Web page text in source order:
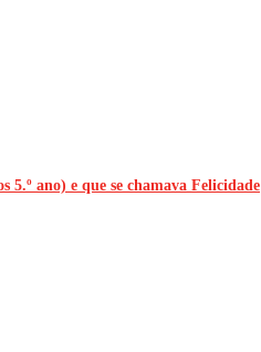
5.º ano) e que se chamava Felicidade